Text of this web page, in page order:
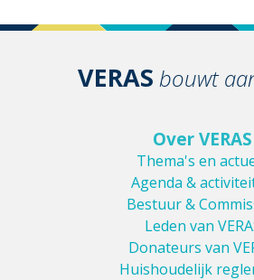
VERAS bouwt
Over VERAS
Thema's en
Agenda &
Bestuur &
Leden van
Donateurs van
Huishoudelijk